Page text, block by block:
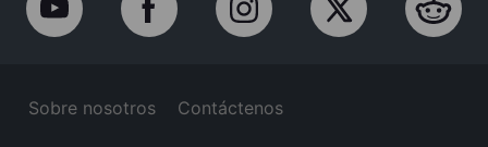
Sobre nosotros Contáctenos